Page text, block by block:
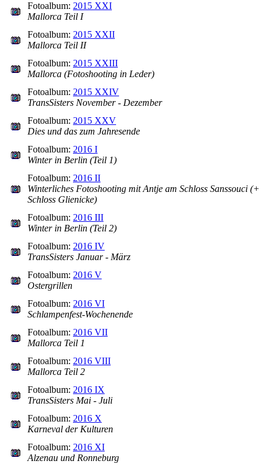
Fotoalbum: 2015 XXI
Mallorca Teil I
Fotoalbum: 2015 XXII
Mallorca Teil II
Fotoalbum: 2015 XXIII
Mallorca (Fotoshooting in Leder)
Fotoalbum: 2015 XXIV
TransSisters November - Dezember
Fotoalbum: 2015 XXV
Dies und das zum Jahresende
Fotoalbum: 2016 I
Winter in Berlin (Teil 1)
Fotoalbum: 2016 II
Winterliches Fotoshooting mit Antje am Schloss Sanssouci (+
Schloss Glienicke)
Fotoalbum: 2016 III
Winter in Berlin (Teil 2)
Fotoalbum: 2016 IV
TransSisters Januar - März
Fotoalbum: 2016 V
Ostergrillen
Fotoalbum: 2016 VI
Schlampenfest-Wochenende
Fotoalbum: 2016 VII
Mallorca Teil 1
Fotoalbum: 2016 VIII
Mallorca Teil 2
Fotoalbum: 2016 IX
TransSisters Mai - Juli
Fotoalbum: 2016 X
Karneval der Kulturen
Fotoalbum: 2016 XI
Alzenau und Ronneburg